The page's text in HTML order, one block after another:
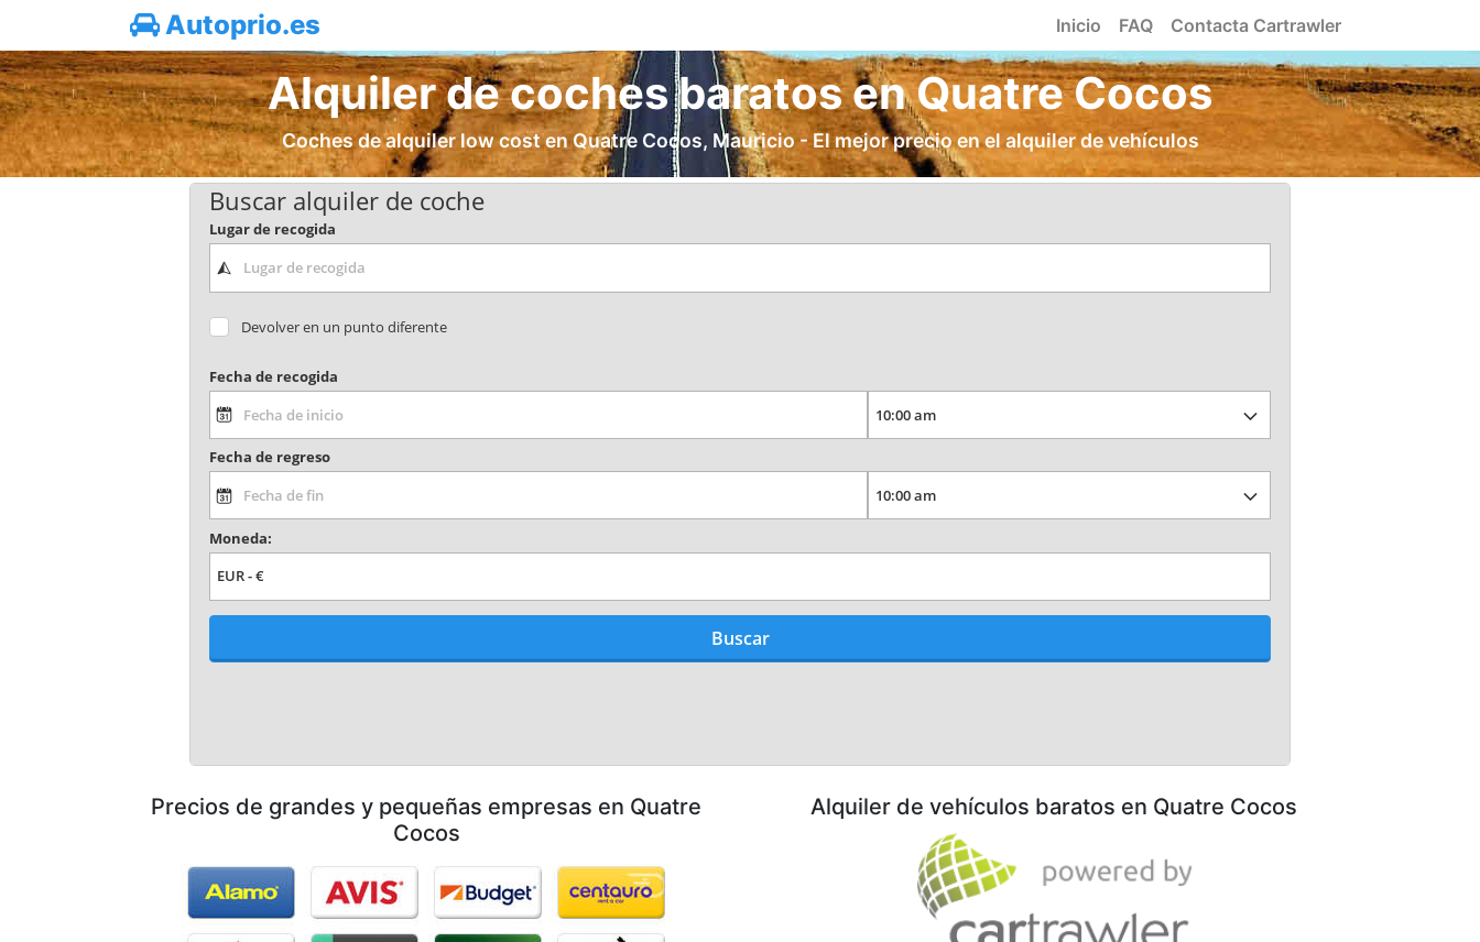
Autoprio.es Inicio FAQ Contacta Cartrawler
Alquiler de coches baratos en Quatre Cocos
Coches de alquiler low cost en Quatre Cocos, Mauricio - El mejor precio en el alquiler de vehículos
Precios de grandes y pequeñas empresas en Quatre
Cocos
Alquiler de vehículos baratos en Quatre Cocos